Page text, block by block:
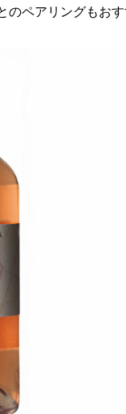
ペアリングもお